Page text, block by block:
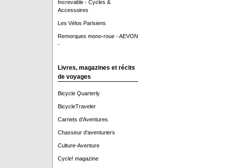
Increvable - Cycles &
Accessoires
Les Vélos Parisiens
Remorques mono-roue - AEVON
-
Livres, magazines et récits
de voyages
Bicycle Quarterly
BicycleTraveler
Carnets d'Aventures
Chasseur d'aventuriers
Culture-Aventure
Cycle! magazine